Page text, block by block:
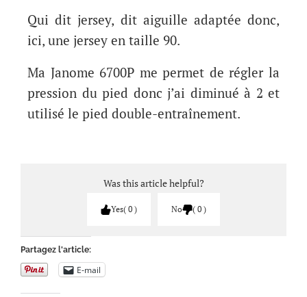
Qui dit jersey, dit aiguille adaptée donc,
ici, une jersey en taille 90.
Ma Janome 6700P me permet de régler la
pression du pied donc j’ai diminué à 2 et
utilisé le pied double-entraînement.
Was this article helpful?
Yes 0 No 0
Partagez l'article:
E-mail